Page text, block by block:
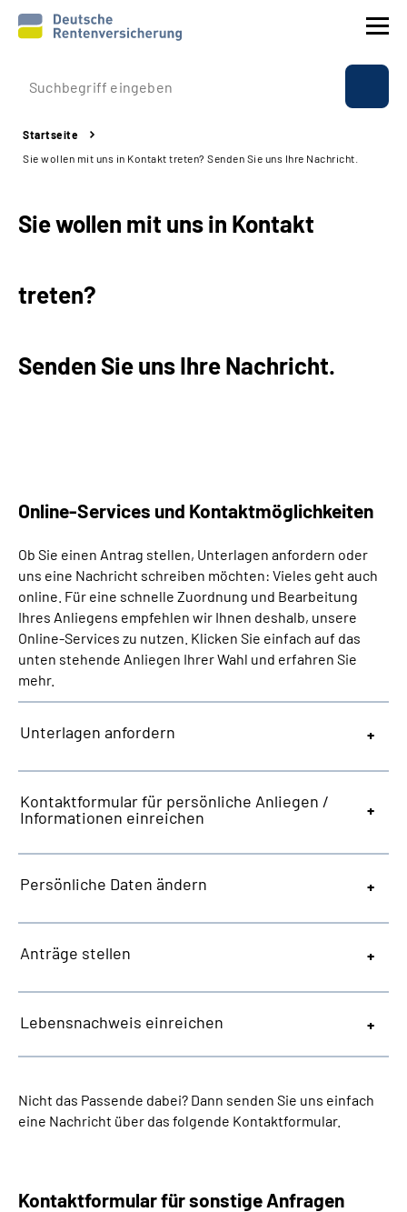
Prävention
Reha
Experten
Language
Inhalte in Gebärdensprache (DGS)
Leichte Sprache
Startseite
Sie wollen mit uns in Kontakt treten? Senden Sie uns Ihre Nachricht.
Sie wollen mit uns in Kontakt
treten?
Senden Sie uns Ihre Nachricht.
Online-Services und Kontaktmöglichkeiten
Ob Sie einen Antrag stellen, Unterlagen anfordern oder
uns eine Nachricht schreiben möchten: Vieles geht auch
online. Für eine schnelle Zuordnung und Bearbeitung
Ihres Anliegens empfehlen wir Ihnen deshalb, unsere
Online-Services zu nutzen. Klicken Sie einfach auf das
unten stehende Anliegen Ihrer Wahl und erfahren Sie
mehr.
Unterlagen anfordern
Kontaktformular für persönliche Anliegen /
Informationen einreichen
Persönliche Daten ändern
Anträge stellen
Lebensnachweis einreichen
Nicht das Passende dabei? Dann senden Sie uns einfach
eine Nachricht über das folgende Kontaktformular.
Kontaktformular für sonstige Anfragen